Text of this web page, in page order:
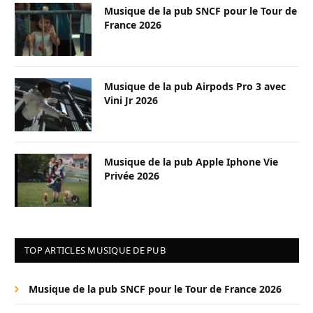
Musique de la pub SNCF pour le Tour de
France 2026
Musique de la pub Airpods Pro 3 avec
Vini Jr 2026
Musique de la pub Apple Iphone Vie
Privée 2026
TOP ARTICLES MUSIQUE DE PUB
Musique de la pub SNCF pour le Tour de France 2026